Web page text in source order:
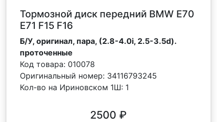
Тормозной диск передний BMW E70
Е71 F15 F16
Б/У, оригинал, пара, (2.8-4.0i, 2.5-3.5d).
проточенные
Код товара: 010078
Оригинальный номер: 34116793245
Кол-во на Ириновском 1Ш: 1
2500 ₽